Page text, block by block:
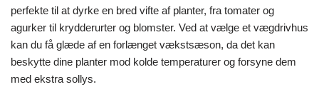
perfekte til at dyrke en bred vifte af planter, fra tomater og
agurker til krydderurter og blomster. Ved at vælge et vægdrivhus
kan du få glæde af en forlænget vækstsæson, da det kan
beskytte dine planter mod kolde temperaturer og forsyne dem
med ekstra sollys.